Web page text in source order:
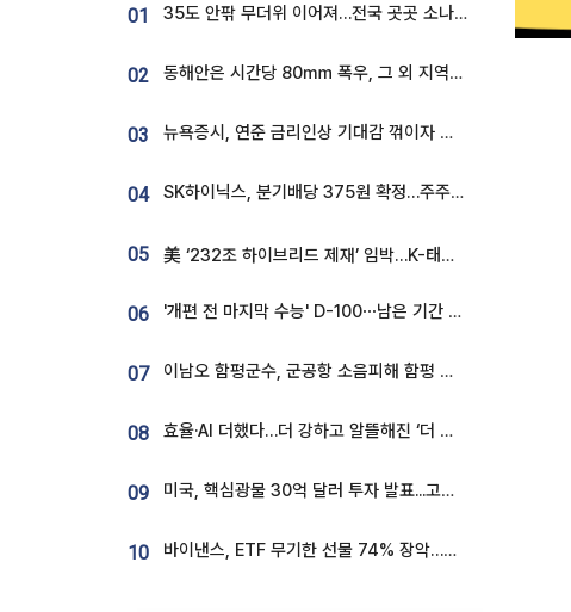
01 35도 안팎 무더위 이어져…전국 곳곳 소나기 [오늘 날씨]
02 동해안은 시간당 80㎜ 폭우, 그 외 지역은 폭염…‘극과 극 날씨’
03 뉴욕증시, 연준 금리인상 기대감 꺾이자 상승...S&P500 사상 최고치 [종합]
04 SK하이닉스, 분기배당 375원 확정…주주환원책 9월로 앞당겨 발표
05 美 ‘232조 하이브리드 제재’ 임박…K-태양광, 불확실성 털고 날개 다나
06 '개편 전 마지막 수능' D-100⋯남은 기간 성적 올릴 전략은
07 이남오 함평군수, 군공항 소음피해 함평 보상 요구
08 효율·AI 더했다…더 강하고 알뜰해진 ‘더 뉴 그랜저 하이브리드’ [ET의 모빌리티]
09 미국, 핵심광물 30억 달러 투자 발표...고려아연 대미투자 언급
10 바이낸스, ETF 무기한 선물 74% 장악…한국 레버리지 ETF 거래 급증 [e가상자산]